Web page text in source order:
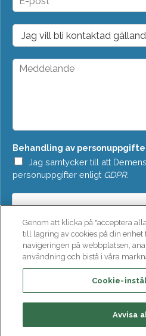
p
o
t
*
D
o
p
M
a
d
e
*
Behandling av
Jag samtycker till att
personuppgifter enligt GDPR.
Genom att klicka på "acceptera
till lagring av cookies på din enhet
navigeringen på webbplatsen,
användning och bistå i våra
Cookie-
Avvisa